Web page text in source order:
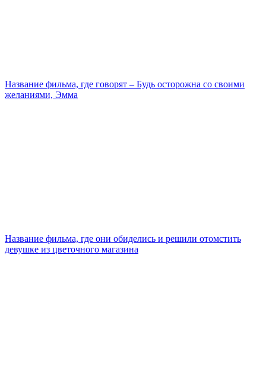
Название фильма, где говорят – Будь осторожна со своими
желаниями, Эмма
Название фильма, где они обиделись и решили отомстить
девушке из цветочного магазина